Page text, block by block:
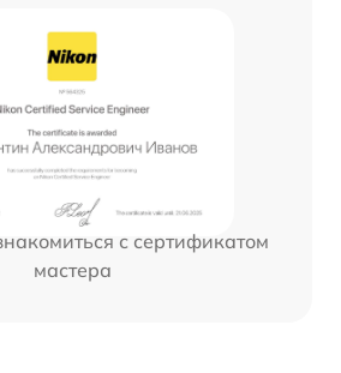
с сертификатом
мастера